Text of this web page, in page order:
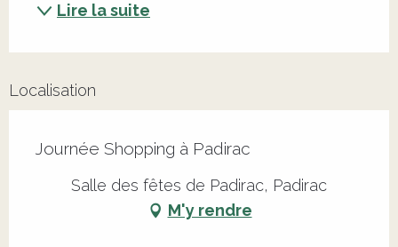
Lire la suite
Localisation
Journée Shopping à Padirac
Salle des fêtes de Padirac, Padirac
M'y rendre